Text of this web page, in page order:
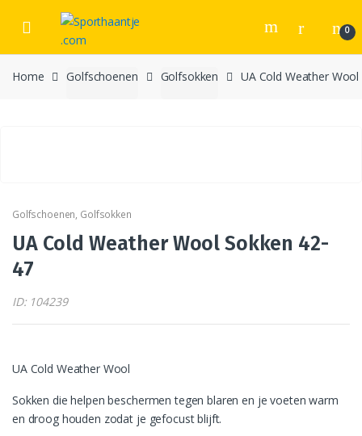
0
Home Golfschoenen Golfsokken UA Cold Weather
Golfschoenen, Golfsokken
UA Cold Weather Wool Sokken 42-
47
ID: 104239
UA Cold Weather Wool
Sokken die helpen beschermen tegen blaren en je voeten warm
en droog houden zodat je gefocust blijft.